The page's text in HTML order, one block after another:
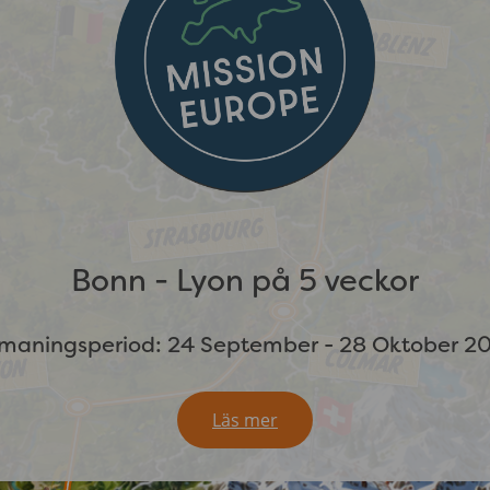
Bonn - Lyon på 5 veckor
24 September - 28 Oktober
Läs mer